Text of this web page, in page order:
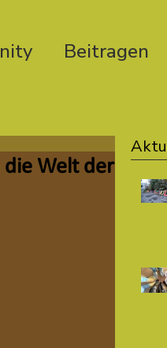
Beitragen
die Welt der